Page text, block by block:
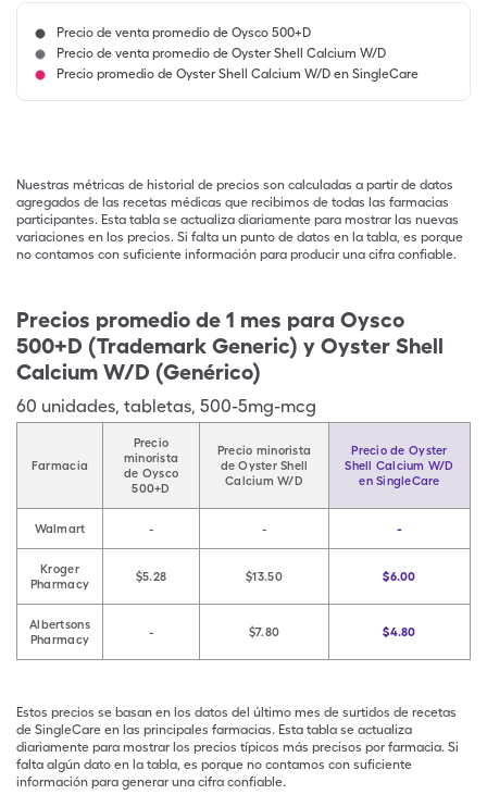
Precio de venta promedio de Oysco 500+D
Precio de venta promedio de Oyster Shell Calcium W/D
Precio promedio de Oyster Shell Calcium W/D en SingleCare
Nuestras métricas de historial de precios son calculadas a partir de datos
agregados de las recetas médicas que recibimos de todas las farmacias
participantes. Esta tabla se actualiza diariamente para mostrar las nuevas
variaciones en los precios. Si falta un punto de datos en la tabla, es porque
no contamos con suficiente información para producir una cifra confiable.
Precios promedio de 1 mes para Oysco
500+D (Trademark Generic) y Oyster Shell
Calcium W/D (Genérico)
60 unidades, tabletas, 500-5mg-mcg
Farmacia
Precio
minorista
de Oysco
500+D
Precio minorista
de Oyster Shell
Calcium W/D
Precio de Oyster
Shell Calcium W/D
en SingleCare
Walmart - - -
Kroger
Pharmacy
$5.28 $13.50 $6.00
Albertsons
Pharmacy
- $7.80 $4.80
Estos precios se basan en los datos del último mes de surtidos de recetas
de SingleCare en las principales farmacias. Esta tabla se actualiza
diariamente para mostrar los precios típicos más precisos por farmacia. Si
falta algún dato en la tabla, es porque no contamos con suficiente
información para generar una cifra confiable.